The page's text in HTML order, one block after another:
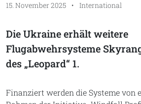
15. November 2025 • International
Die Ukraine erhält weitere
Flugabwehrsysteme
des „Leopard“ 1.
Finanziert werden die Systeme von